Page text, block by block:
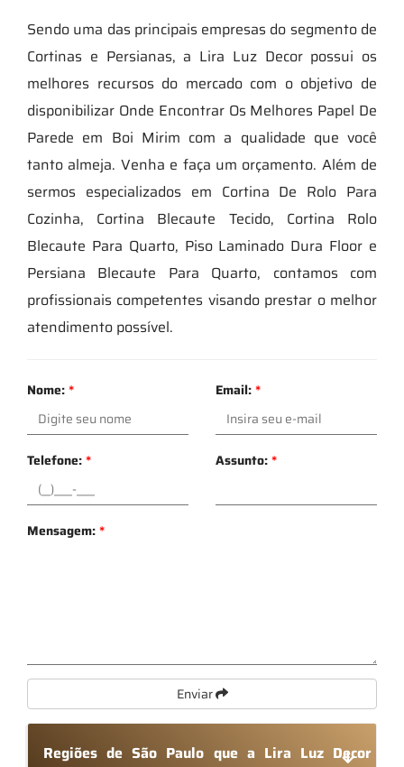
Sendo uma das principais empresas do segmento de
Cortinas e Persianas, a Lira Luz Decor possui os
melhores recursos do mercado com o objetivo de
disponibilizar Onde Encontrar Os Melhores Papel De
Parede em Boi Mirim com a qualidade que você
tanto almeja. Venha e faça um orçamento. Além de
sermos especializados em Cortina De Rolo Para
Cozinha, Cortina Blecaute Tecido, Cortina Rolo
Blecaute Para Quarto, Piso Laminado Dura Floor e
Persiana Blecaute Para Quarto, contamos com
profissionais competentes visando prestar o melhor
atendimento possível.
Nome:* Email:*
Telefone:* Assunto:*
Mensagem:*
Enviar
Regiões de São Paulo que a Lira Luz Decor